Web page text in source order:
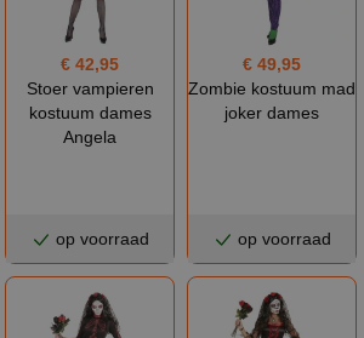
€ 42,95
Stoer vampieren
kostuum dames
Angela
op voorraad
€ 49,95
Zombie kostuum mad
joker dames
op voorraad